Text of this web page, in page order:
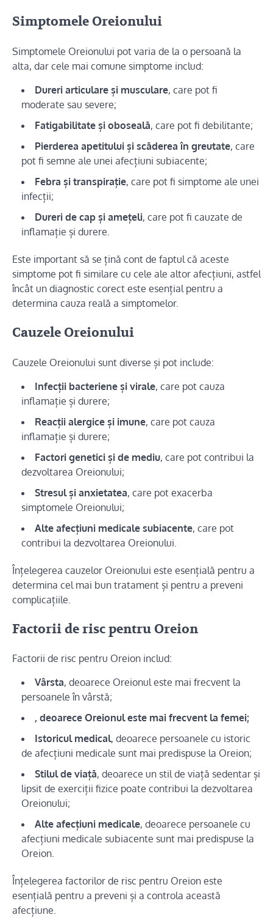
Simptomele Oreionului
Simptomele Oreionului pot varia de la o persoană la
alta, dar cele mai comune simptome includ:
Dureri articulare și musculare, care pot fi
moderate sau severe;
Fatigabilitate și oboseală, care pot fi debilitante;
Pierderea apetitului și scăderea în greutate, care
pot fi semne ale unei afecțiuni subiacente;
Febra și transpirație, care pot fi simptome ale unei
infecții;
Dureri de cap și amețeli, care pot fi cauzate de
inflamație și durere.
Este important să se țină cont de faptul că aceste
simptome pot fi similare cu cele ale altor afecțiuni, astfel
încât un diagnostic corect este esențial pentru a
determina cauza reală a simptomelor.
Cauzele Oreionului
Cauzele Oreionului sunt diverse și pot include:
Infecții bacteriene și virale, care pot cauza
inflamație și durere;
Reacții alergice și imune, care pot cauza
inflamație și durere;
Factori genetici și de mediu, care pot contribui la
dezvoltarea Oreionului;
Stresul și anxietatea, care pot exacerba
simptomele Oreionului;
Alte afecțiuni medicale subiacente, care pot
contribui la dezvoltarea Oreionului.
Înțelegerea cauzelor Oreionului este esențială pentru a
determina cel mai bun tratament și pentru a preveni
complicațiile.
Factorii de risc pentru Oreion
Factorii de risc pentru Oreion includ:
Vârsta, deoarece Oreionul este mai frecvent la
persoanele în vârstă;
, deoarece Oreionul este mai frecvent la femei;
Istoricul medical, deoarece persoanele cu istoric
de afecțiuni medicale sunt mai predispuse la Oreion;
Stilul de viață, deoarece un stil de viață sedentar și
lipsit de exerciții fizice poate contribui la dezvoltarea
Oreionului;
Alte afecțiuni medicale, deoarece persoanele cu
afecțiuni medicale subiacente sunt mai predispuse la
Oreion.
Înțelegerea factorilor de risc pentru Oreion este
esențială pentru a preveni și a controla această
afecțiune.